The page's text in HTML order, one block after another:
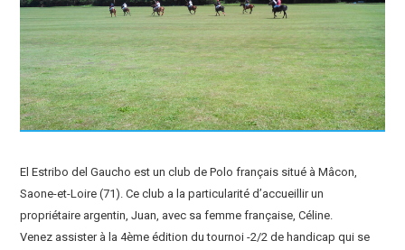
El Estribo del Gaucho est un club de Polo français situé à Mâcon,
Saone-et-Loire (71). Ce club a la particularité d’accueillir un
propriétaire argentin, Juan, avec sa femme française, Céline.
Venez assister à la 4ème édition du tournoi -2/2 de handicap qui se